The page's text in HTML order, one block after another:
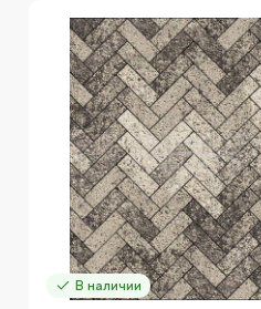
В наличии